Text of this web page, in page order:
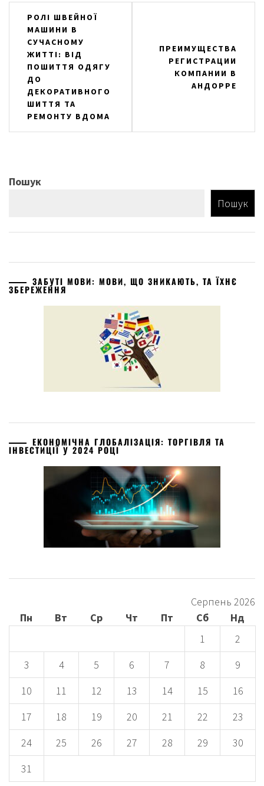
Навігація
записів
РОЛІ ШВЕЙНОЇ
МАШИНИ В
СУЧАСНОМУ
ЖИТТІ: ВІД
ПОШИТТЯ ОДЯГУ
ДО
ДЕКОРАТИВНОГО
ШИТТЯ ТА
РЕМОНТУ ВДОМА
ПРЕИМУЩЕСТВА
РЕГИСТРАЦИИ
КОМПАНИИ В
АНДОРРЕ
Пошук
Пошук
ЗАБУТІ МОВИ: МОВИ, ЩО ЗНИКАЮТЬ, ТА ЇХНЄ
ЗБЕРЕЖЕННЯ
ЕКОНОМІЧНА ГЛОБАЛІЗАЦІЯ: ТОРГІВЛЯ ТА
ІНВЕСТИЦІЇ У 2024 РОЦІ
Серпень 2026
Пн
Вт Ср Чт Пт Сб
Нд
1
2
3
4 5 6 7 8
9
10
11 12 13 14 15
16
17
18 19 20 21 22
23
24
25 26 27 28 29
30
31